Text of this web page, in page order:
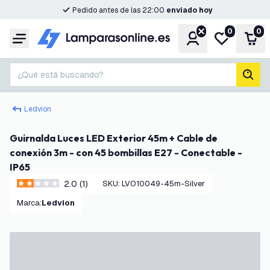
Pedido antes de las 22:00 enviado hoy
Menú CuentaMi lista de
0 0
¿Qué está buscando?
Ledvion
Guirnalda Luces LED Exterior 45m + Cable de
conexión 3m - con 45 bombillas E27 - Conectable -
IP65
2 estrellas de puntuación
2.0 (1) SKU: LVO10049-45m-Silver
Marca: Ledvion